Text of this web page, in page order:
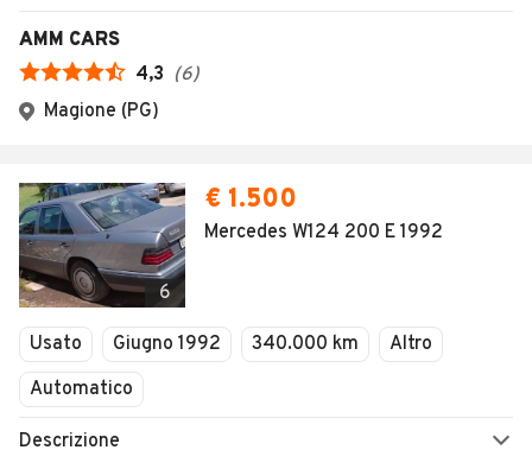
AMM CARS
4,3 (6)
Magione (PG)
6
€ 1.500
Mercedes W124 200 E 1992
Usato Giugno 1992 340.000 km
Altro
Automatico
Descrizione